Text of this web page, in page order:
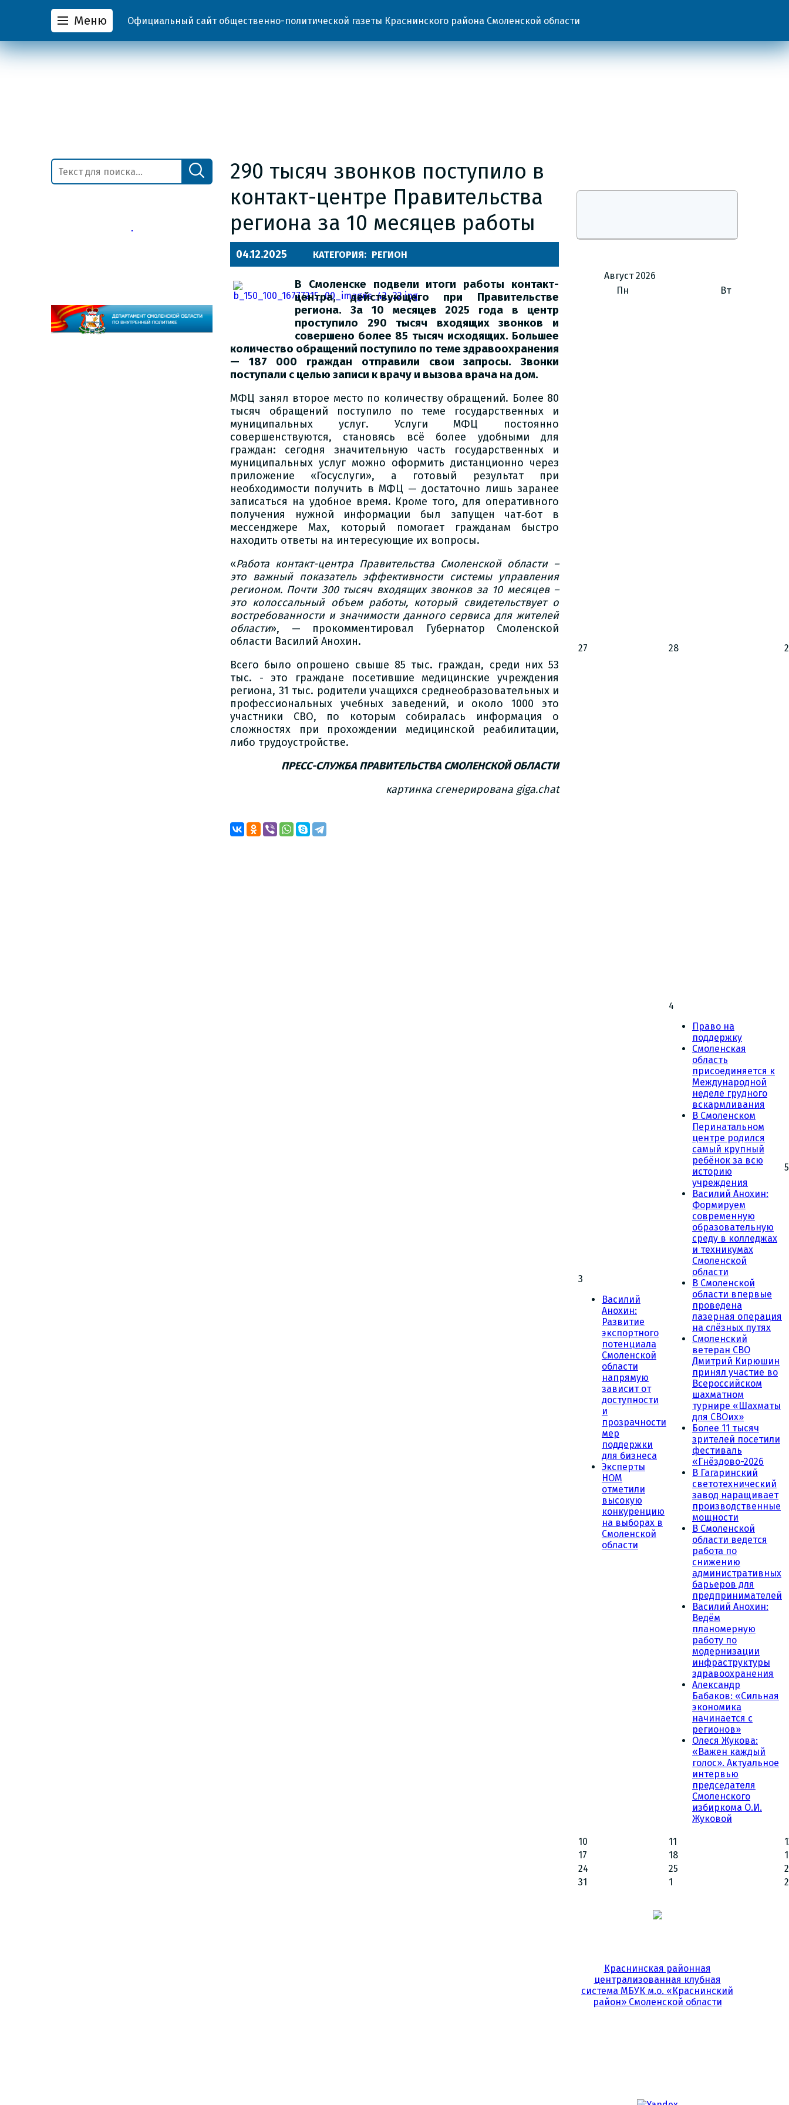
Меню Официальный сайт общественно-политической газеты Краснинского района Смоленской области
290 тысяч звонков поступило в
контакт-центре Правительства
региона за 10 месяцев работы
04.12.2025 КАТЕГОРИЯ: РЕГИОН
В Смоленске подвели итоги работы контакт-
центра, действующего при Правительстве
региона. За 10 месяцев 2025 года в центр
проступило 290 тысяч входящих звонков и
совершено более 85 тысяч исходящих. Большее
количество обращений поступило по теме здравоохранения
— 187 000 граждан отправили свои запросы. Звонки
поступали с целью записи к врачу и вызова врача на дом.
МФЦ занял второе место по количеству обращений. Более 80
тысяч обращений поступило по теме государственных и
муниципальных услуг. Услуги МФЦ постоянно
совершенствуются, становясь всё более удобными для
граждан: сегодня значительную часть государственных и
муниципальных услуг можно оформить дистанционно через
приложение «Госуслуги», а готовый результат при
необходимости получить в МФЦ — достаточно лишь заранее
записаться на удобное время. Кроме того, для оперативного
получения нужной информации был запущен чат‑бот в
мессенджере Мах, который помогает гражданам быстро
находить ответы на интересующие их вопросы.
«Работа контакт-центра Правительства Смоленской области –
это важный показатель эффективности системы управления
регионом. Почти 300 тысяч входящих звонков за 10 месяцев –
это колоссальный объем работы, который свидетельствует о
востребованности и значимости данного сервиса для жителей
области», — прокомментировал Губернатор Смоленской
области Василий Анохин.
Всего было опрошено свыше 85 тыс. граждан, среди них 53
тыс. - это граждане посетившие медицинские учреждения
региона, 31 тыс. родители учащихся среднеобразовательных и
профессиональных учебных заведений, и около 1000 это
участники СВО, по которым собиралась информация о
сложностях при прохождении медицинской реабилитации,
либо трудоустройстве.
ПРЕСС-СЛУЖБА ПРАВИТЕЛЬСТВА СМОЛЕНСКОЙ ОБЛАСТИ
картинка сгенерирована giga.chat
Август 2026
Пн
Вт
27 28
3
Василий
Анохин:
Развитие
экспортного
потенциала
Смоленской
области
напрямую
зависит от
доступности
и
прозрачности
мер
поддержки
для бизнеса
Эксперты
НОМ
отметили
высокую
конкуренцию
на выборах в
Смоленской
области
4
Право на
поддержку
Смоленская
область
присоединяется к
Международной
неделе грудного
вскармливания
В Смоленском
Перинатальном
центре родился
самый крупный
ребёнок за всю
историю
учреждения
Василий Анохин:
Формируем
современную
образовательную
среду в колледжах
и техникумах
Смоленской
области
В Смоленской
области впервые
проведена
лазерная операция
на слёзных путях
Смоленский
ветеран СВО
Дмитрий Кирюшин
принял участие во
Всероссийском
шахматном
турнире «Шахматы
для СВОих»
Более 11 тысяч
зрителей посетили
фестиваль
«Гнёздово-2026
В Гагаринский
светотехнический
завод наращивает
производственные
мощности
В Смоленской
области ведется
работа по
снижению
административных
барьеров для
предпринимателей
Василий Анохин:
Ведём
планомерную
работу по
модернизации
инфраструктуры
здравоохранения
Александр
Бабаков: «Сильная
экономика
начинается с
регионов»
Олеся Жукова:
«Важен каждый
голос». Актуальное
интервью
председателя
Смоленского
избиркома О.И.
Жуковой
5
10 11
17
18
24
25
31
1 2
Краснинская районная
централизованная клубная
система МБУК м.о. «Краснинский
район» Смоленской области